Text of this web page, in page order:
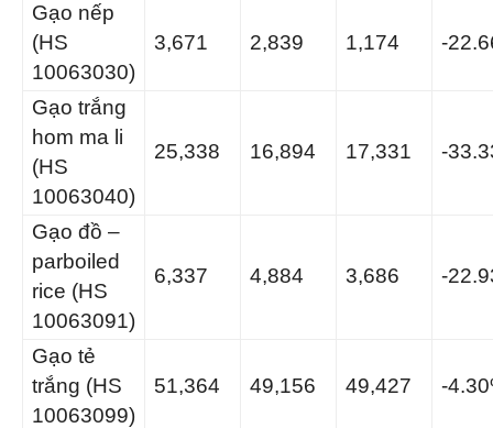
Gạo nếp
(HS
10063030)
3,671 2,839 1,174 -
Gạo trắng
hom ma li
(HS
10063040)
25,338 16,894 17,331 -
Gạo đồ –
parboiled
rice (HS
10063091)
6,337 4,884 3,686 -
Gạo tẻ
trắng (HS
10063099)
51,364 49,156 49,427 -